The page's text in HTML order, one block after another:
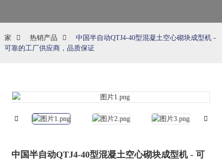
家 热销产品
中国半自动QTJ4-40型混凝土空心砌块成型机 -
可靠的工厂供应商，品质保证
中国半自动QTJ4-40型混凝土空心砌块成型机 - 可